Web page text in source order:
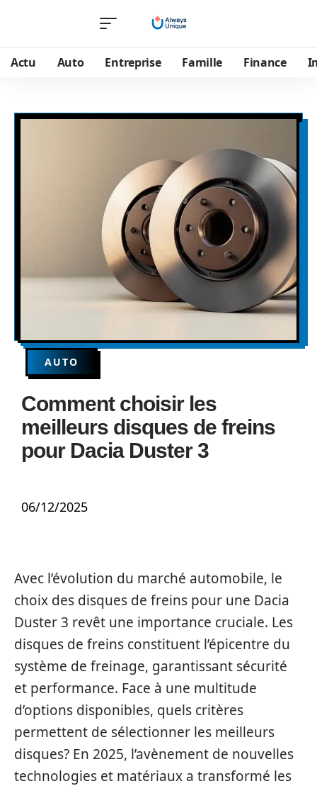
Actu Auto Entreprise Famille Finance
AUTO
Comment choisir les
meilleurs disques de freins
pour Dacia Duster 3
06/12/2025
Avec l’évolution du marché automobile, le
choix des disques de freins pour une Dacia
Duster 3 revêt une importance cruciale. Les
disques de freins constituent l’épicentre du
système de freinage, garantissant sécurité
et performance. Face à une multitude
d’options disponibles, quels critères
permettent de sélectionner les meilleurs
disques? En 2025, l’avènement de nouvelles
technologies et matériaux a transformé les